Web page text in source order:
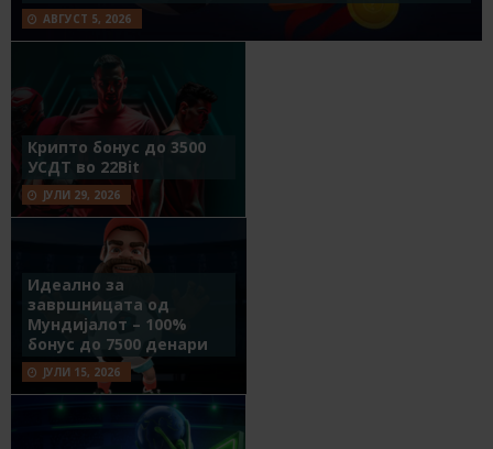
АВГУСТ 5, 2026
Крипто бонус до 3500
УСДТ во 22Bit
ЈУЛИ 29, 2026
Идеално за
завршницата од
Мундијалот – 100%
бонус до 7500 денари
ЈУЛИ 15, 2026